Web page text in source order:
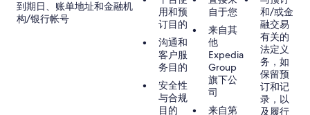
到期日、账单地址和金融机
构/银行帐号
用和预
订目的
沟通和
客户服
务目的
安全性
与合规
目的
自于您
来自其
他
Expedia
Group
旗下公
司
来自第
和/或金
融交易
有关的
法定义
务，如
保留预
订和记
录，以
及履行